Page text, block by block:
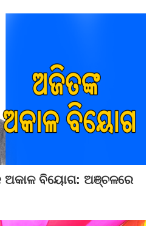
ଅକାଳ ବିୟୋଗ: ଅଞ୍ଚଳରେ